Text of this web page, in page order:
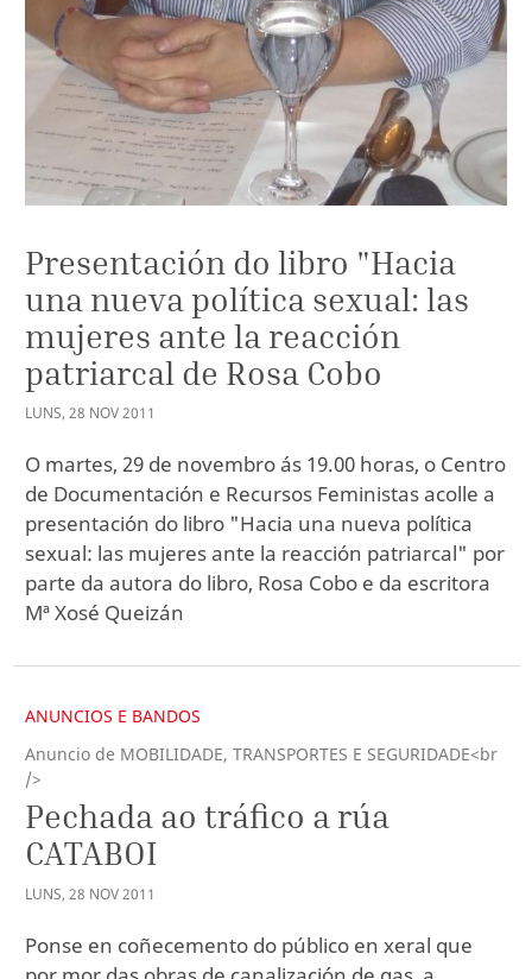
Presentación do libro "Hacia
una nueva política sexual: las
mujeres ante la reacción
patriarcal de Rosa Cobo
LUNS, 28 NOV2011
O martes, 29 de novembro ás 19.00 horas, o Centro
de Documentación e Recursos Feministas acolle a
presentación do libro "Hacia una nueva política
sexual: las mujeres ante la reacción patriarcal" por
parte da autora do libro, Rosa Cobo e da escritora
Mª Xosé Queizán
ANUNCIOS E BANDOS
Anuncio de MOBILIDADE, TRANSPORTES E SEGURIDADE<br
/>
Pechada ao tráfico a rúa
CATABOI
LUNS, 28 NOV2011
Ponse en coñecemento do público en xeral que